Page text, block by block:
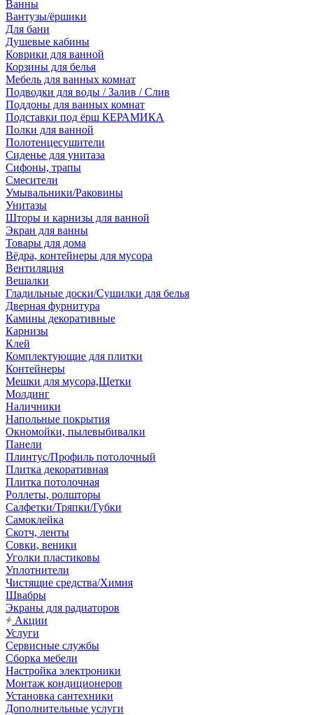
Ванны
Вантузы/ёршики
Для бани
Душевые кабины
Коврики для ванной
Корзины для белья
Мебель для ванных комнат
Подводки для воды / Залив / Слив
Поддоны для ванных комнат
Подставки под ёрш КЕРАМИКА
Полки для ванной
Полотенцесушители
Сиденье для унитаза
Сифоны, трапы
Смесители
Умывальники/Раковины
Унитазы
Шторы и карнизы для ванной
Экран для ванны
Товары для дома
Вёдра, контейнеры для мусора
Вентиляция
Вешалки
Гладильные доски/Сушилки для белья
Дверная фурнитура
Камины декоративные
Карнизы
Клей
Комплектующие для плитки
Контейнеры
Мешки для мусора,Щетки
Молдинг
Наличники
Напольные покрытия
Окномойки, пылевыбивалки
Панели
Плинтус/Профиль потолочный
Плитка декоративная
Плитка потолочная
Роллеты, ролшторы
Салфетки/Тряпки/Губки
Самоклейка
Скотч, ленты
Совки, веники
Уголки пластиковы
Уплотнители
Чистящие средства/Химия
Швабры
Экраны для радиаторов
Акции
Услуги
Сервисные службы
Сборка мебели
Настройка электроники
Монтаж кондиционеров
Установка сантехники
Дополнительные услуги